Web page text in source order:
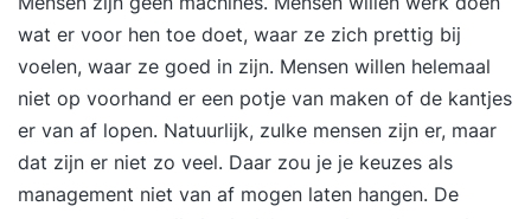
blik weten te behouden en in staat zijn ‘out of the
box’ te denken. Om zo koploper te kunnen blijven
in het vakgebied, om de doelgroep of klant
steeds weer te verrassen of om de snel
veranderende tijden bij te kunnen benen. Maar
voor veel mensen is die manier van denken niet
zo eenvoudig. Want hoe verzin je ook onder de
wat er voor hen toe doet, waar ze zich prettig bij
voelen, waar ze goed in zijn. Mensen willen helemaal
niet op voorhand er een potje van maken of de kantjes
er van af lopen. Natuurlijk, zulke mensen zijn er, maar
dat zijn er niet zo veel. Daar zou je je keuzes als
management niet van af mogen laten hangen. De